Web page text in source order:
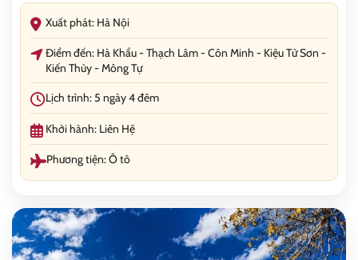
Xuất phát: Hà Nội
Điểm đến: Hà Khẩu - Thạch Lâm - Côn Minh - Kiệu Tử Sơn -
Kiến Thủy - Mông Tự
Lịch trình: 5 ngày 4 đêm
Khởi hành: Liên Hệ
Phương tiện: Ô tô